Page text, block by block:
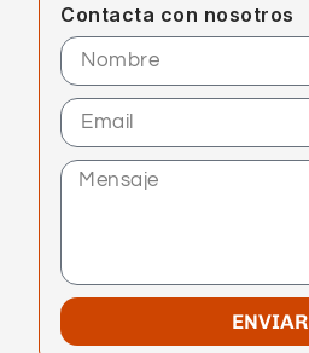
Contacta con nosotros
ENVIAR